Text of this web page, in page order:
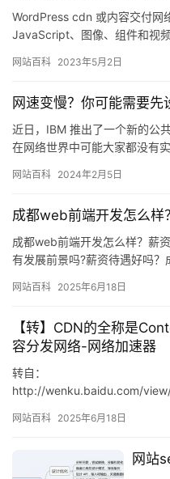
WordPress cdn 或内容交付网
JavaScript、图像、组件和视
网站百科 2023年5月2日
网速变慢？你可能需要先
近日，IBM 推出了一个新的公
在网络世界中可能大家都没有
网站百科 2024年2月5日
成都web前端开发怎么样
成都web前端开发怎么样？薪
有发展前景吗?薪资待遇好吗
网站百科 2025年6月18日
【转】CDN的全称是
容分发网络-网络加速器
转自：
http://wenku.baidu.com/
网站百科 2025年6月18日
网站